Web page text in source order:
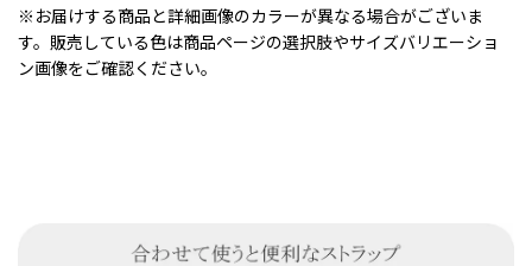
※お届けする商品と詳細画像のカラーが異なる場合がございま
す。販売している色は商品ページの選択肢やサイズバリエーショ
ン画像をご確認ください。